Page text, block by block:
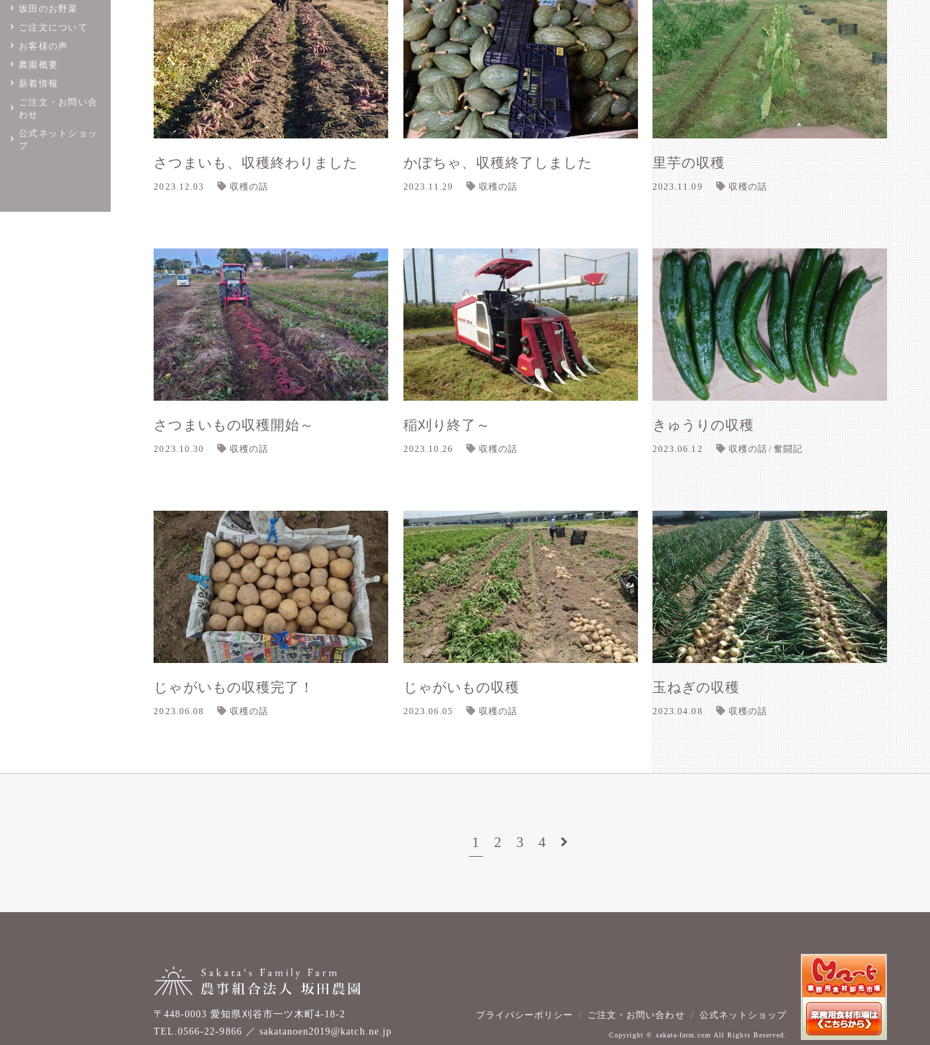
坂田のお野菜
ご注文について
お客様の声
農園概要
新着情報
ご注文・お問い合
わせ
公式ネットショッ
プ
さつまいも、収穫終わりました
2023.12.03 収穫の話
かぼちゃ、収穫終了しました
2023.11.29 収穫の話
里芋の収穫
2023.11.09 収穫の話
さつまいもの収穫開始～
2023.10.30 収穫の話
稲刈り終了～
2023.10.26 収穫の話
きゅうりの収穫
2023.06.12 収穫の話 奮闘記
じゃがいもの収穫完了！
2023.06.08 収穫の話
じゃがいもの収穫
2023.06.05 収穫の話
玉ねぎの収穫
2023.04.08 収穫の話
1 2 3 4
〒448-0003 愛知県刈谷市一ツ木町4-18-2
TEL.0566-22-9866 ／ sakatanoen2019@katch.ne.jp
プライバシーポリシー ご注文・お問い合わせ 公式ネットショップ
Copyright © sakata-farm.com All Rights Reserved.